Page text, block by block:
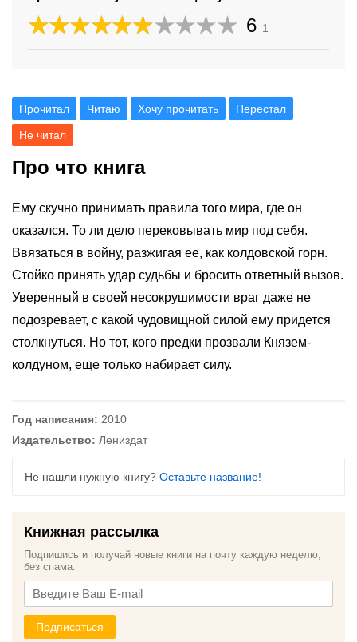
6 1
Прочитал Читаю Хочу прочитать Перестал
Не читал
Про что книга
Ему скучно принимать правила того мира, где он
оказался. То ли дело перековывать мир под себя.
Ввязаться в войну, разжигая ее, как колдовской горн.
Стойко принять удар судьбы и бросить ответный вызов.
Уверенный в своей несокрушимости враг даже не
подозревает, с какой чудовищной силой ему придется
столкнуться. Но тот, кого предки прозвали Князем-
колдуном, еще только набирает силу.
Год написания: 2010
Издательство: Лениздат
Не нашли нужную книгу? Оставьте название!
Книжная рассылка
Подпишись и получай новые книги на почту каждую неделю,
без спама.
Подписаться